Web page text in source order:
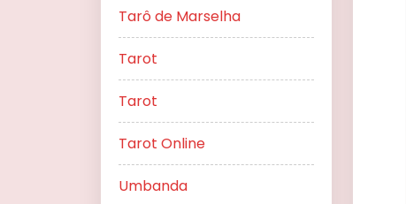
Tarô de Marselha
Tarot
Tarot
Tarot Online
Umbanda